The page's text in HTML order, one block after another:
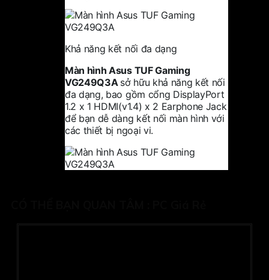
Khả năng kết nối đa dạng
Màn hình Asus TUF Gaming
VG249Q3A sở hữu khả năng kết nối
đa dạng, bao gồm cổng DisplayPort
1.2 x 1 HDMI(v1.4) x 2 Earphone Jack
để bạn dễ dàng kết nối màn hình với
các thiết bị ngoại vi.